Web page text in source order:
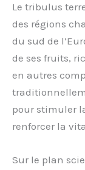
Le tribulus
des régions
du sud de
de ses fruits,
en autres
pour stimuler
renforcer la
Sur le plan